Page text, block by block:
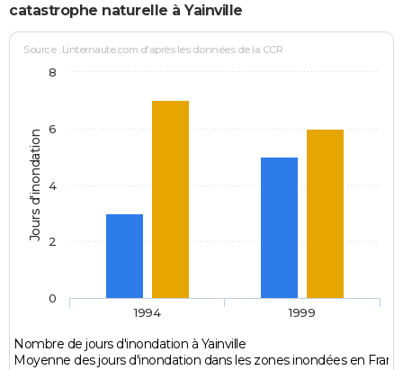
catastrophe naturelle à Yainville
Jours d'inondation
Source : Linternaute.com d'après les données de la CCR
Nombre de jours d'inondation à Yainville
Moyenne des jours d'inondation dans les zones inondées en
1994 1999
0
2
4
6
8